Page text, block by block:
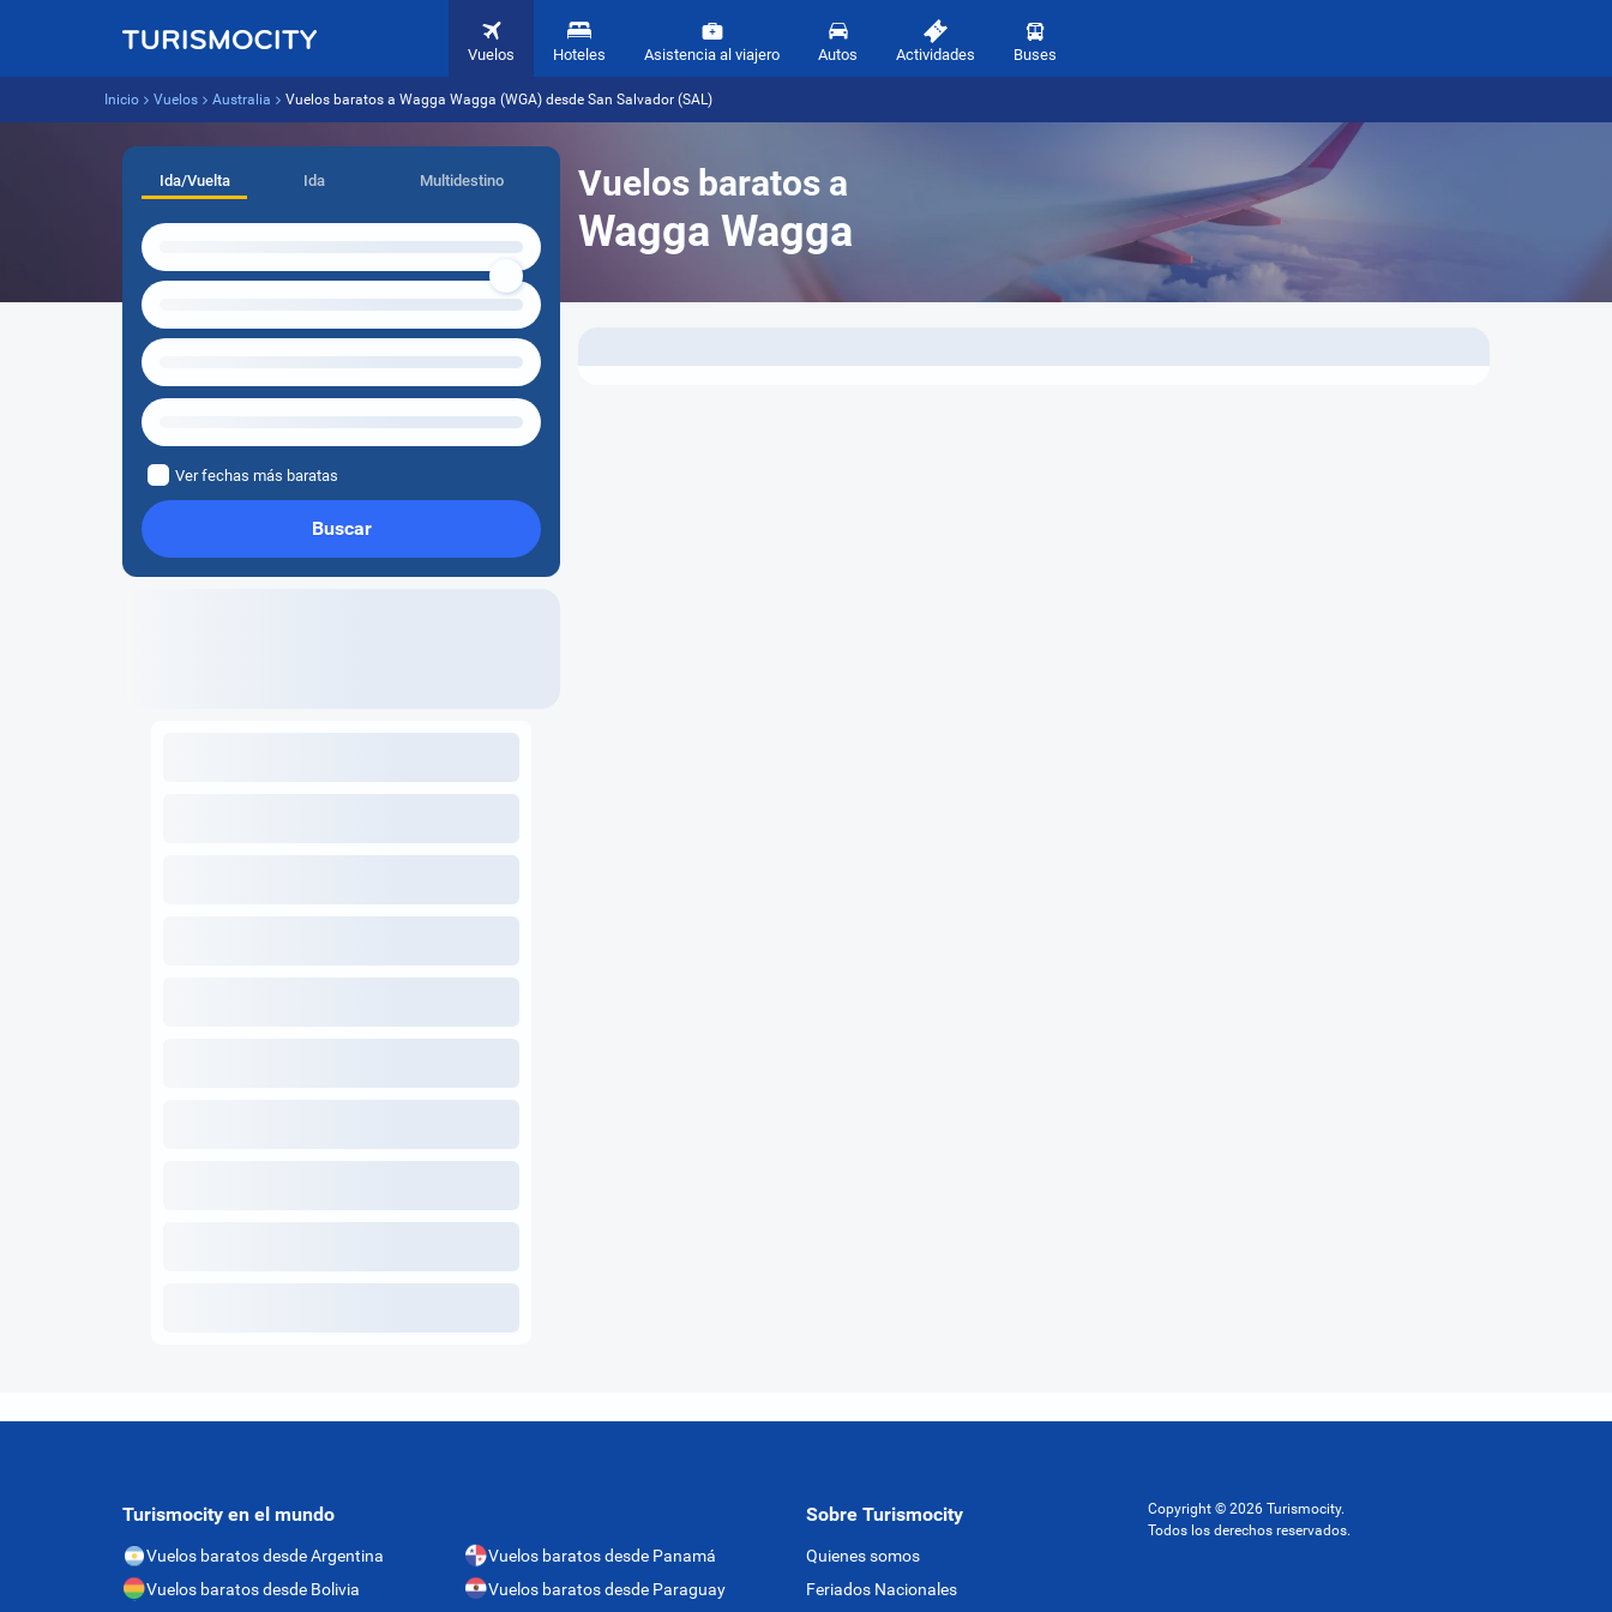
Vuelos Hoteles Asistencia al viajero Autos Actividades Buses
Inicio Vuelos Australia Vuelos baratos a Wagga Wagga (WGA) desde San Salvador (SAL)
Vuelos baratos a
Wagga Wagga
Ida/Vuelta Ida Multidestino
Ver fechas más baratas
Buscar
Turismocity en el mundo
Vuelos baratos desde Argentina
Vuelos baratos desde Bolivia
Vuelos baratos desde Panamá
Vuelos baratos desde Paraguay
Sobre Turismocity
Quienes somos
Feriados Nacionales
Copyright © 2026 Turismocity.
Todos los derechos reservados.